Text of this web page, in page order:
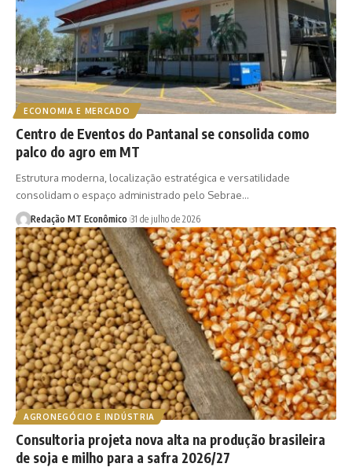
ECONOMIA E MERCADO
Centro de Eventos do Pantanal se consolida como
palco do agro em MT
Estrutura moderna, localização estratégica e versatilidade
consolidam o espaço administrado pelo Sebrae…
Redação MT Econômico 31 de julho de 2026
AGRONEGÓCIO E INDÚSTRIA
Consultoria projeta nova alta na produção brasileira
de soja e milho para a safra 2026/27